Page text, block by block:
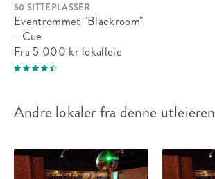
50 SITTEPLASSER
Eventrommet "Blackroom"
- Cue
Fra 5 000 kr lokalleie
Andre lokaler fra denne utleieren